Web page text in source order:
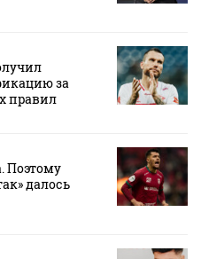
за
правил
Поэтому
далось